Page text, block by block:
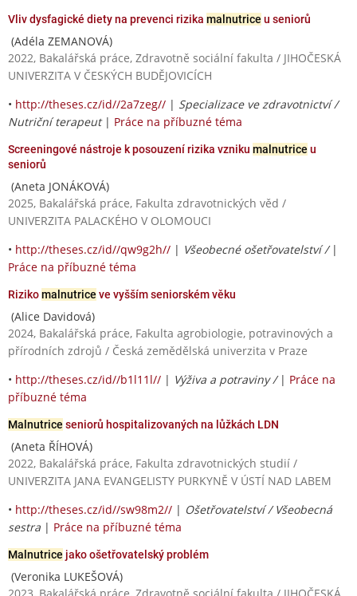
Vliv dysfagické diety na prevenci rizika malnutrice u seniorů
(Adéla ZEMANOVÁ)
2022, Bakalářská práce, Zdravotně sociální fakulta / JIHOČESKÁ
UNIVERZITA V ČESKÝCH BUDĚJOVICÍCH
• http://theses.cz/id//2a7zeg// | Specializace ve zdravotnictví /
Nutriční terapeut| Práce na příbuzné téma
Screeningové nástroje k posouzení rizika vzniku malnutrice u
seniorů
(Aneta JONÁKOVÁ)
2025, Bakalářská práce, Fakulta zdravotnických věd /
UNIVERZITA PALACKÉHO V OLOMOUCI
• http://theses.cz/id//qw9g2h// | Všeobecné ošetřovatelství / |
Práce na příbuzné téma
Rizikomalnutrice ve vyšším seniorském věku
(Alice Davidová)
2024, Bakalářská práce, Fakulta agrobiologie, potravinových a
přírodních zdrojů / Česká zemědělská univerzita v Praze
• http://theses.cz/id//b1l11l// | Výživa a potraviny / | Práce na
příbuzné téma
Malnutrice seniorů hospitalizovaných na lůžkách LDN
(Aneta ŘÍHOVÁ)
2022, Bakalářská práce, Fakulta zdravotnických studií /
UNIVERZITA JANA EVANGELISTY PURKYNĚ V ÚSTÍ NAD LABEM
• http://theses.cz/id//sw98m2// | Ošetřovatelství / Všeobecná
sestra | Práce na příbuzné téma
Malnutrice jako ošetřovatelský problém
(Veronika LUKEŠOVÁ)